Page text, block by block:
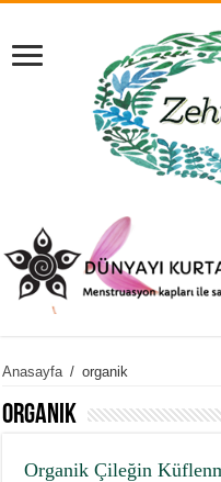
Anasayfa / organik
organik
Organik Çileğin